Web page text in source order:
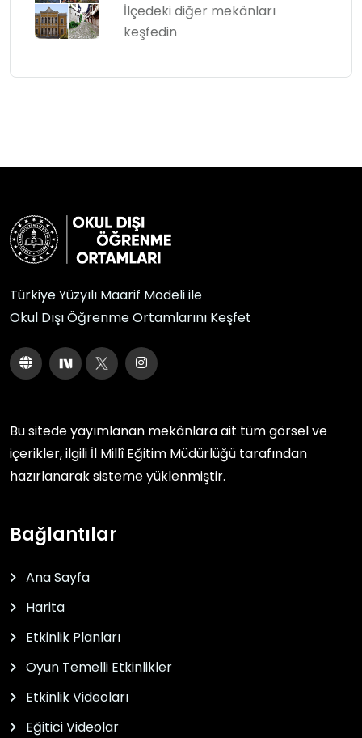
İlçedeki diğer mekânları
keşfedin
Türkiye Yüzyılı Maarif Modeli ile
Okul Dışı Öğrenme Ortamlarını Keşfet
Bu sitede yayımlanan mekânlara ait tüm görsel ve
içerikler, ilgili İl Millî Eğitim Müdürlüğü tarafından
hazırlanarak sisteme yüklenmiştir.
Bağlantılar
Ana Sayfa
Harita
Etkinlik Planları
Oyun Temelli Etkinlikler
Etkinlik Videoları
Eğitici Videolar